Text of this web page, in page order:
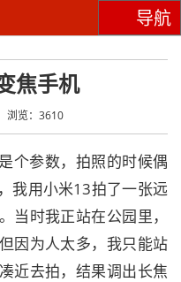
导航
焦手机
浏览：3610
个参数，拍照的时候偶
我用小米13拍了一张远
当时我正站在公园里，
因为人太多，我只能站
近去拍，结果调出长焦